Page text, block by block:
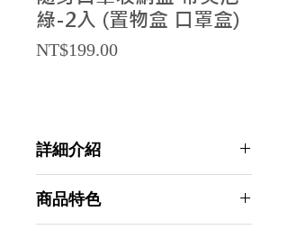
綠-2入 (置物盒 口罩盒)
NT$199.00Price
詳細介紹
商品特色